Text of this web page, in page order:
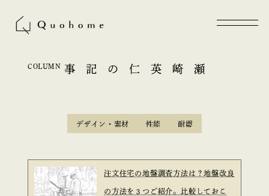
COLUMN 瀬崎英仁の記事
デザイン・素材 性能 耐震
注文住宅の地盤調査方法は？地盤改良
の方法を３つご紹介。比較しておこ